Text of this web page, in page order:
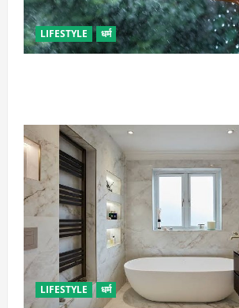
LIFESTYLE धर्म
LIFESTYLE धर्म